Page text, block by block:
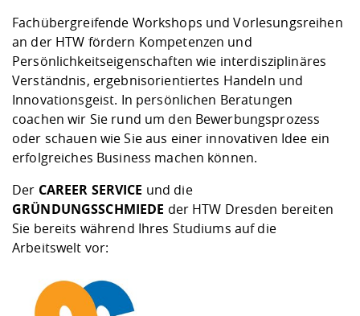
Fachübergreifende Workshops und Vorlesungsreihen
an der HTW fördern Kompetenzen und
Persönlichkeitseigenschaften wie interdisziplinäres
Verständnis, ergebnisorientiertes Handeln und
Innovationsgeist. In persönlichen Beratungen
coachen wir Sie rund um den Bewerbungsprozess
oder schauen wie Sie aus einer innovativen Idee ein
erfolgreiches Business machen können.
Der CAREER SERVICE und die
GRÜNDUNGSSCHMIEDE der HTW Dresden bereiten
Sie bereits während Ihres Studiums auf die
Arbeitswelt vor: